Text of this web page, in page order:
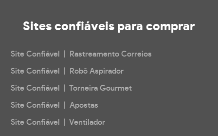
Sites confiáveis para comprar
Site Confiável | Rastreamento Correios
Site Confiável | Robô Aspirador
Site Confiável | Torneira Gourmet
Site Confiável | Apostas
Site Confiável | Ventilador